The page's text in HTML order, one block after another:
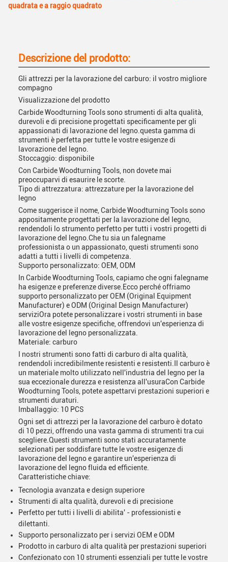
quadrata e a raggio quadrato
Descrizione del prodotto:
Gli attrezzi per la lavorazione del carburo: il vostro migliore
compagno
Visualizzazione del prodotto
Carbide Woodturning Tools sono strumenti di alta qualità,
durevoli e di precisione progettati specificamente per gli
appassionati di lavorazione del legno.questa gamma di
strumenti è perfetta per tutte le vostre esigenze di
lavorazione del legno.
Stoccaggio: disponibile
Con Carbide Woodturning Tools, non dovete mai
preoccuparvi di esaurire le scorte.
Tipo di attrezzatura: attrezzature per la lavorazione del
legno
Come suggerisce il nome, Carbide Woodturning Tools sono
appositamente progettati per la lavorazione del legno,
rendendoli lo strumento perfetto per tutti i vostri progetti di
lavorazione del legno.Che tu sia un falegname
professionista o un appassionato, questi strumenti sono
adatti a tutti i livelli di competenza.
Supporto personalizzato: OEM, ODM
In Carbide Woodturning Tools, capiamo che ogni falegname
ha esigenze e preferenze diverse.Ecco perché offriamo
supporto personalizzato per OEM (Original Equipment
Manufacturer) e ODM (Original Design Manufacturer)
serviziOra potete personalizzare i vostri strumenti in base
alle vostre esigenze specifiche, offrendovi un'esperienza di
lavorazione del legno personalizzata.
Materiale: carburo
I nostri strumenti sono fatti di carburo di alta qualità,
rendendoli incredibilmente resistenti e resistenti.Il carburo è
un materiale molto utilizzato nell'industria del legno per la
sua eccezionale durezza e resistenza all'usuraCon Carbide
Woodturning Tools, potete aspettarvi prestazioni superiori e
strumenti duraturi.
Imballaggio: 10 PCS
Ogni set di attrezzi per la lavorazione del carburo è dotato
di 10 pezzi, offrendo una vasta gamma di strumenti tra cui
scegliere.Questi strumenti sono stati accuratamente
selezionati per soddisfare tutte le vostre esigenze di
lavorazione del legno e garantire un'esperienza di
lavorazione del legno fluida ed efficiente.
Caratteristiche chiave:
Tecnologia avanzata e design superiore
Strumenti di alta qualità, durevoli e di precisione
Perfetto per tutti i livelli di abilita' - professionisti e
dilettanti.
Supporto personalizzato per i servizi OEM e ODM
Prodotto in carburo di alta qualità per prestazioni superiori
Confezionato con 10 strumenti essenziali per tutte le vostre